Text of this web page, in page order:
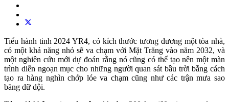
Tiểu hành tinh 2024 YR4, có kích thước tương đương một tòa nhà,
có một khả năng nhỏ sẽ va chạm với Mặt Trăng vào năm 2032, và
một nghiên cứu mới dự đoán rằng nó cũng có thể tạo nên một màn
trình diễn ngoạn mục cho những người quan sát bầu trời bằng cách
tạo ra hàng nghìn chớp lóe va chạm cũng như các trận mưa sao
băng dữ dội.